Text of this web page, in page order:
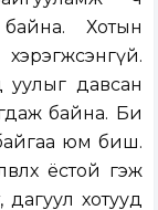
Хотын
давсан
байна. Би
юм биш.
ёстой гэж
дагуул хотууд